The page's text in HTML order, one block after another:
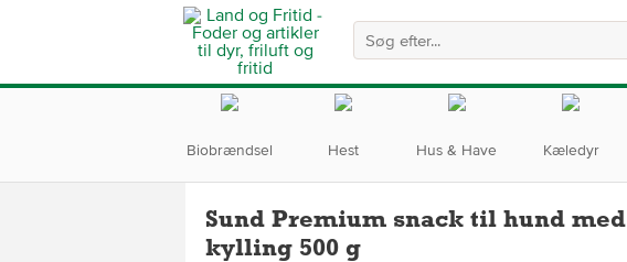
Biobrændsel Hest Hus & Have Kæledyr
Sund Premium snack til hund med
kylling 500 g